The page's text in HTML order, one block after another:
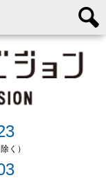
く）